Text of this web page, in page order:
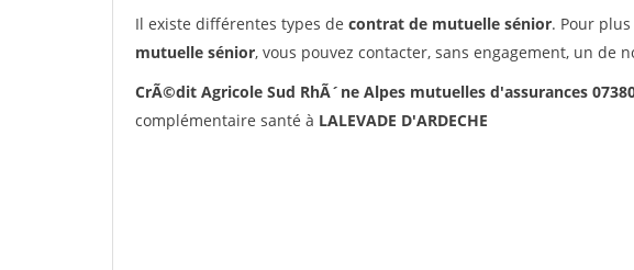
Il existe différentes types de contrat de mutuelle sénior. Pour
mutuelle sénior, vous pouvez contacter, sans engagement, un de
CrÃ©dit Agricole Sud RhÃ´ne Alpes mutuelles d'assurances 07380
complémentaire santé à LALEVADE D'ARDECHE